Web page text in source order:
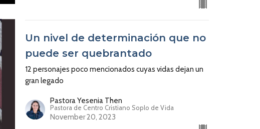
Un nivel de determinación que no
puede ser quebrantado
12 personajes poco mencionados cuyas vidas dejan un
gran legado
Pastora Yesenia Then
Pastora de Centro Cristiano Soplo de Vida
November 20, 2023